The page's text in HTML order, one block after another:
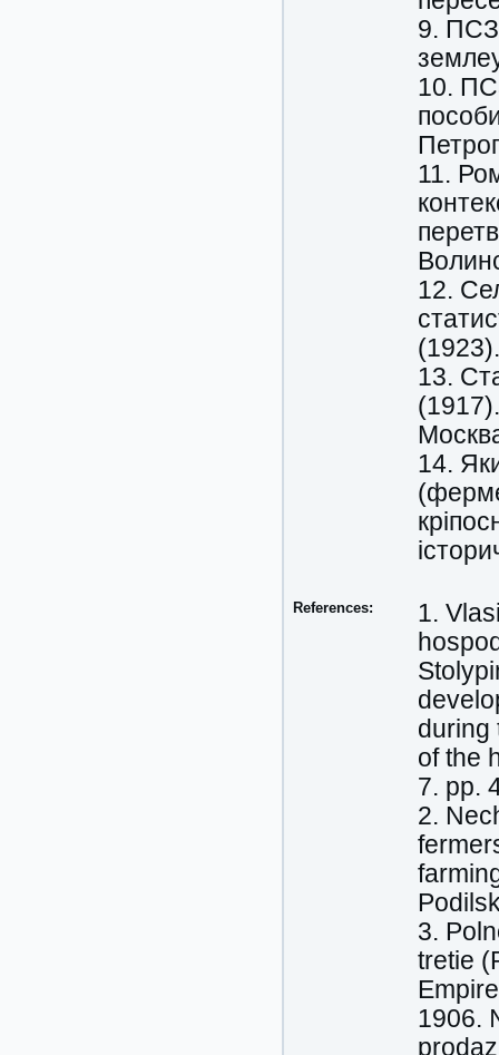
9.
10.
11.
12.
13.
14.
References:
1.
during
of the
7. pp.
2.
3.
tretie
1906.